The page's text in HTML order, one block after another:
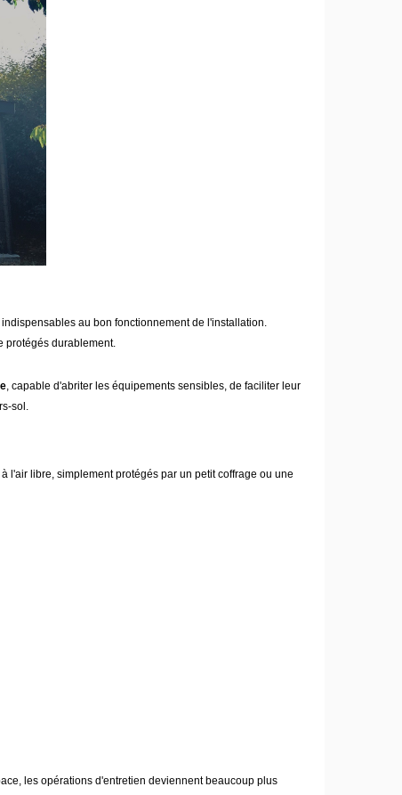
au bon fonctionnement de l'installation.
protégés durablement.
, capable d'abriter les équipements sensibles, de faciliter leur
sol.
l'air libre, simplement protégés par un petit coffrage ou une
les opérations d'entretien deviennent beaucoup plus